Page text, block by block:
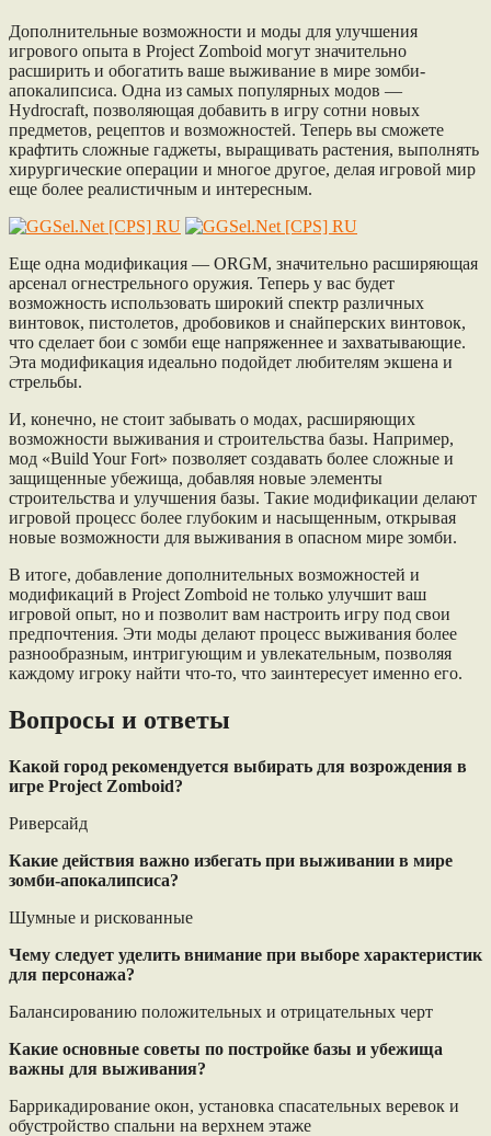
Дополнительные возможности и моды для улучшения
игрового опыта в Project Zomboid могут значительно
расширить и обогатить ваше выживание в мире зомби-
апокалипсиса. Одна из самых популярных модов —
Hydrocraft, позволяющая добавить в игру сотни новых
предметов, рецептов и возможностей. Теперь вы сможете
крафтить сложные гаджеты, выращивать растения, выполнять
хирургические операции и многое другое, делая игровой мир
еще более реалистичным и интересным.
Еще одна модификация — ORGM, значительно расширяющая
арсенал огнестрельного оружия. Теперь у вас будет
возможность использовать широкий спектр различных
винтовок, пистолетов, дробовиков и снайперских винтовок,
что сделает бои с зомби еще напряженнее и захватывающие.
Эта модификация идеально подойдет любителям экшена и
стрельбы.
И, конечно, не стоит забывать о модах, расширяющих
возможности выживания и строительства базы. Например,
мод «Build Your Fort» позволяет создавать более сложные и
защищенные убежища, добавляя новые элементы
строительства и улучшения базы. Такие модификации делают
игровой процесс более глубоким и насыщенным, открывая
новые возможности для выживания в опасном мире зомби.
В итоге, добавление дополнительных возможностей и
модификаций в Project Zomboid не только улучшит ваш
игровой опыт, но и позволит вам настроить игру под свои
предпочтения. Эти моды делают процесс выживания более
разнообразным, интригующим и увлекательным, позволяя
каждому игроку найти что-то, что заинтересует именно его.
Вопросы и ответы
Какой город рекомендуется выбирать для возрождения в
игре Project Zomboid?
Риверсайд
Какие действия важно избегать при выживании в мире
зомби-апокалипсиса?
Шумные и рискованные
Чему следует уделить внимание при выборе характеристик
для персонажа?
Балансированию положительных и отрицательных черт
Какие основные советы по постройке базы и убежища
важны для выживания?
Баррикадирование окон, установка спасательных веревок и
обустройство спальни на верхнем этаже